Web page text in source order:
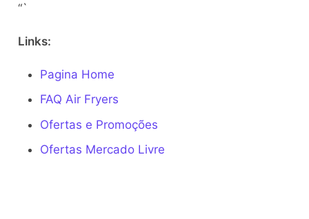
“`
Links:
Pagina Home
FAQ Air Fryers
Ofertas e Promoções
Ofertas Mercado Livre